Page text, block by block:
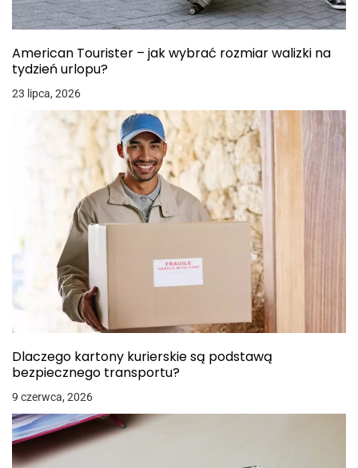
American Tourister – jak wybrać rozmiar walizki na
tydzień urlopu?
23 lipca, 2026
Dlaczego kartony kurierskie są podstawą
bezpiecznego transportu?
9 czerwca, 2026